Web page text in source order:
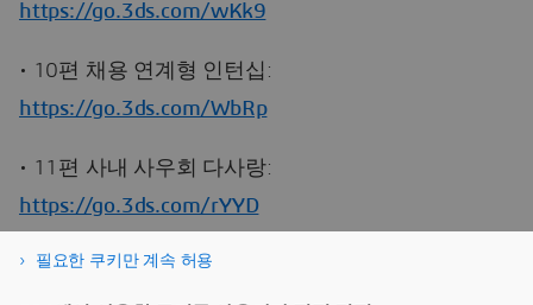
https://go.3ds.com/wKk9
• 10편 채용 연계형 인턴십:
https://go.3ds.com/WbRp
• 11편 사내 사우회 다사랑:
https://go.3ds.com/rYYD
필요한 쿠키만 계속 허용